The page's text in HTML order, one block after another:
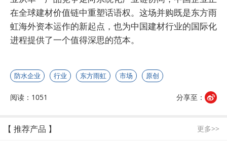
在全球建材价值链中重塑话语权。这场并购既是东方雨
虹海外资本运作的新起点，也为中国建材行业的国际化
进程提供了一个值得深思的范本。
防水企业 行业 东方雨虹 市场 原创
阅读：1051 分享至：
【 推荐产品 】 更多>>